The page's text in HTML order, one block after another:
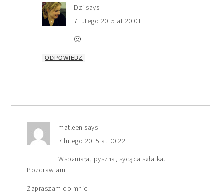
Dzi says
7 lutego 2015 at 20:01
🙂
ODPOWIEDZ
matleen says
7 lutego 2015 at 00:22
Wspaniała, pyszna, sycąca sałatka.
Pozdrawiam
Zapraszam do mnie